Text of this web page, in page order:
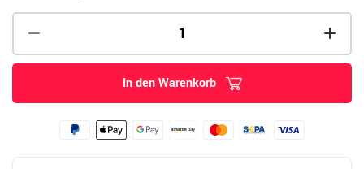
In den Warenkorb